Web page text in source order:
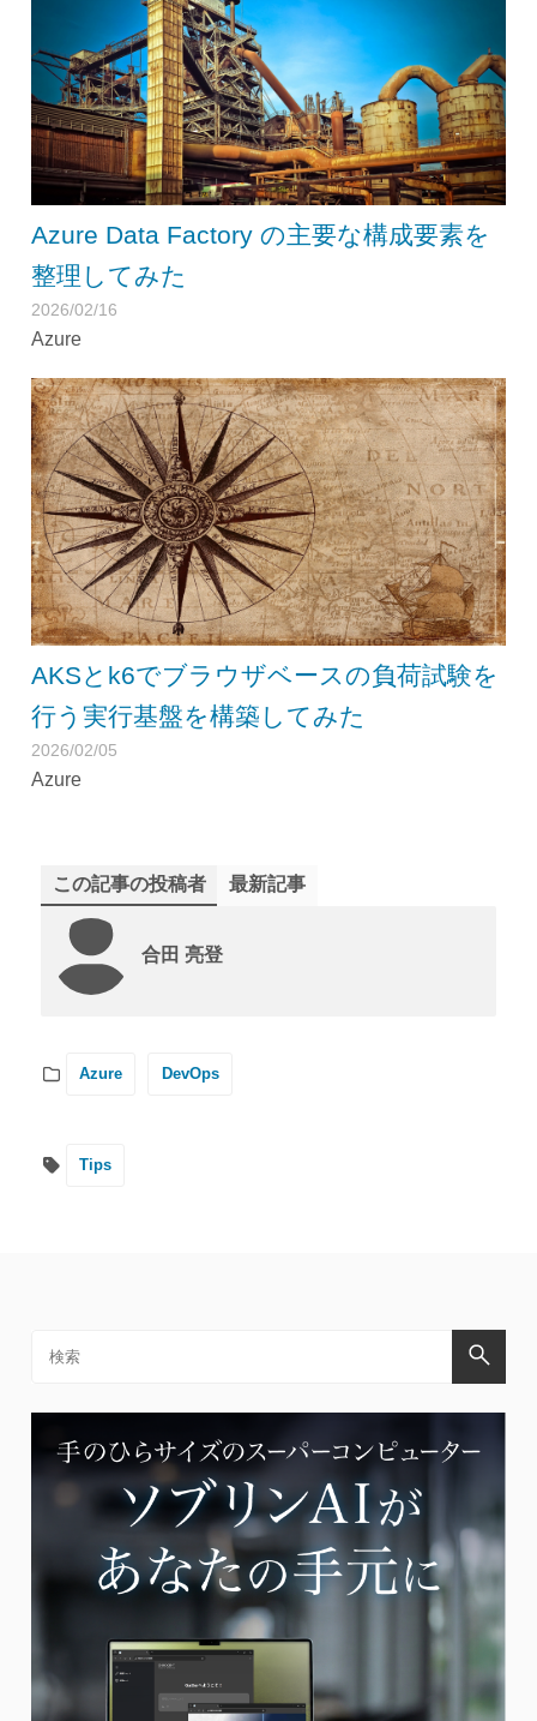
Azure Data Factory の主要な構成要素を
整理してみた
2026/02/16
Azure
AKSとk6でブラウザベースの負荷試験を
行う実行基盤を構築してみた
2026/02/05
Azure
この記事の投稿者 最新記事
合田 亮登
Azure DevOps
Tips